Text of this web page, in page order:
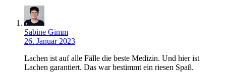
Sabine Gimm
26. Januar 2023
Lachen ist auf alle Fälle die beste Medizin. Und hier ist
Lachen garantiert. Das war bestimmt ein riesen Spaß.